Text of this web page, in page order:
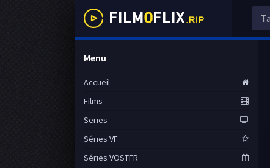
Menu
Accueil
Films
Series
Séries VF
Séries VOSTFR